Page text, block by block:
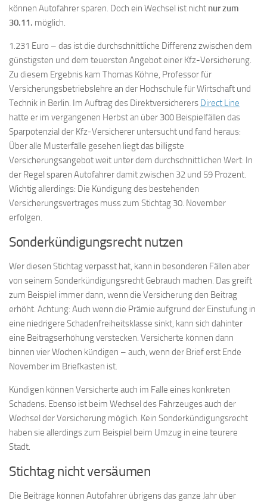
können Autofahrer sparen. Doch ein Wechsel ist nicht nur zum
30.11. möglich.
1.231 Euro – das ist die durchschnittliche Differenz zwischen dem
günstigsten und dem teuersten Angebot einer Kfz-Versicherung.
Zu diesem Ergebnis kam Thomas Köhne, Professor für
Versicherungsbetriebslehre an der Hochschule für Wirtschaft und
Technik in Berlin. Im Auftrag des Direktversicherers Direct Line
hatte er im vergangenen Herbst an über 300 Beispielfällen das
Sparpotenzial der Kfz-Versicherer untersucht und fand heraus:
Über alle Musterfälle gesehen liegt das billigste
Versicherungsangebot weit unter dem durchschnittlichen Wert: In
der Regel sparen Autofahrer damit zwischen 32 und 59 Prozent.
Wichtig allerdings: Die Kündigung des bestehenden
Versicherungsvertrages muss zum Stichtag 30. November
erfolgen.
Sonderkündigungsrecht nutzen
Wer diesen Stichtag verpasst hat, kann in besonderen Fällen aber
von seinem Sonderkündigungsrecht Gebrauch machen. Das greift
zum Beispiel immer dann, wenn die Versicherung den Beitrag
erhöht. Achtung: Auch wenn die Prämie aufgrund der Einstufung in
eine niedrigere Schadenfreiheitsklasse sinkt, kann sich dahinter
eine Beitragserhöhung verstecken. Versicherte können dann
binnen vier Wochen kündigen – auch, wenn der Brief erst Ende
November im Briefkasten ist.
Kündigen können Versicherte auch im Falle eines konkreten
Schadens. Ebenso ist beim Wechsel des Fahrzeuges auch der
Wechsel der Versicherung möglich. Kein Sonderkündigungsrecht
haben sie allerdings zum Beispiel beim Umzug in eine teurere
Stadt.
Stichtag nicht versäumen
Die Beiträge können Autofahrer übrigens das ganze Jahr über